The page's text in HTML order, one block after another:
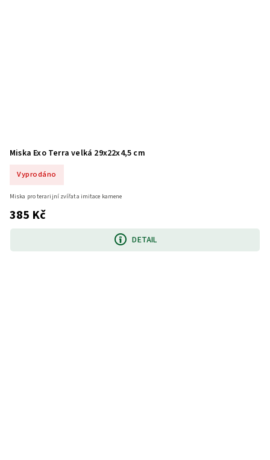
Miska Exo Terra velká 29x22x4,5 cm
Vyprodáno
385 Kč
DETAIL
Miska pro terarijní zvířata imitace kamene